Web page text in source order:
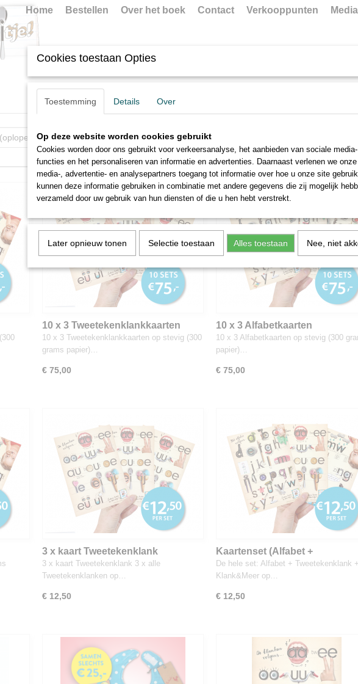
Home Bestellen Over het boek Contact Verkooppunten Media
10 x 3 Tweetekenklankkaarten
10 x 3 Tweetekenklankkaarten op stevig (300
grams papier)…
€ 75,00
10 x 3 Alfabetkaarten
10 x 3 Alfabetkaarten op stevig (300
papier)…
€ 75,00
3 x kaart Tweetekenklank
3 x kaart Tweetekenklank 3 x alle
Tweetekenklanken op…
€ 12,50
Kaartenset (Alfabet +
Tweetekenklank + Klank&Meer)
De hele set: Alfabet + Tweetekenklank +
Klank&Meer op…
€ 12,50
Cookies toestaan Opties
Toestemming Details Over
Op deze website worden cookies gebruikt
Cookies worden door ons gebruikt voor verkeersanalyse, het aanbieden van sociale media-
functies en het personaliseren van informatie en advertenties. Daarnaast verlenen we
media-, advertentie- en analysepartners toegang tot informatie over hoe u onze site
kunnen deze informatie gebruiken in combinatie met andere gegevens die zij mogelijk
verzameld door uw gebruik van hun diensten of die u hen hebt verstrekt.
Later opnieuw tonen Selectie toestaan Alles toestaan Nee, niet